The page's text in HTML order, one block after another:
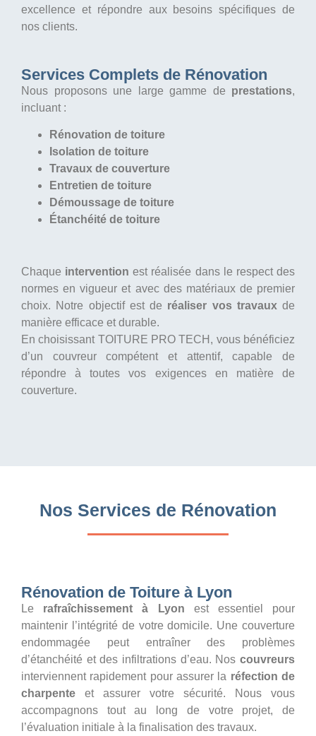
excellence et répondre aux besoins spécifiques de
nos clients.
Services Complets de Rénovation
Nous proposons une large gamme de prestations,
incluant :
Rénovation de toiture
Isolation de toiture
Travaux de couverture
Entretien de toiture
Démoussage de toiture
Étanchéité de toiture
Chaque intervention est réalisée dans le respect des
normes en vigueur et avec des matériaux de premier
choix. Notre objectif est de réaliser vos travauxde
manière efficace et durable.
En choisissant TOITURE PRO TECH, vous bénéficiez
d’un couvreur compétent et attentif, capable de
répondre à toutes vos exigences en matière de
couverture.
Nos Services de Rénovation
Rénovation de Toiture à Lyon
Le rafraîchissement à Lyon est essentiel pour
maintenir l’intégrité de votre domicile. Une couverture
endommagée peut entraîner des problèmes
d’étanchéité et des infiltrations d’eau. Nos couvreurs
interviennent rapidement pour assurer la réfection de
charpente et assurer votre sécurité. Nous vous
accompagnons tout au long de votre projet, de
l’évaluation initiale à la finalisation des travaux.